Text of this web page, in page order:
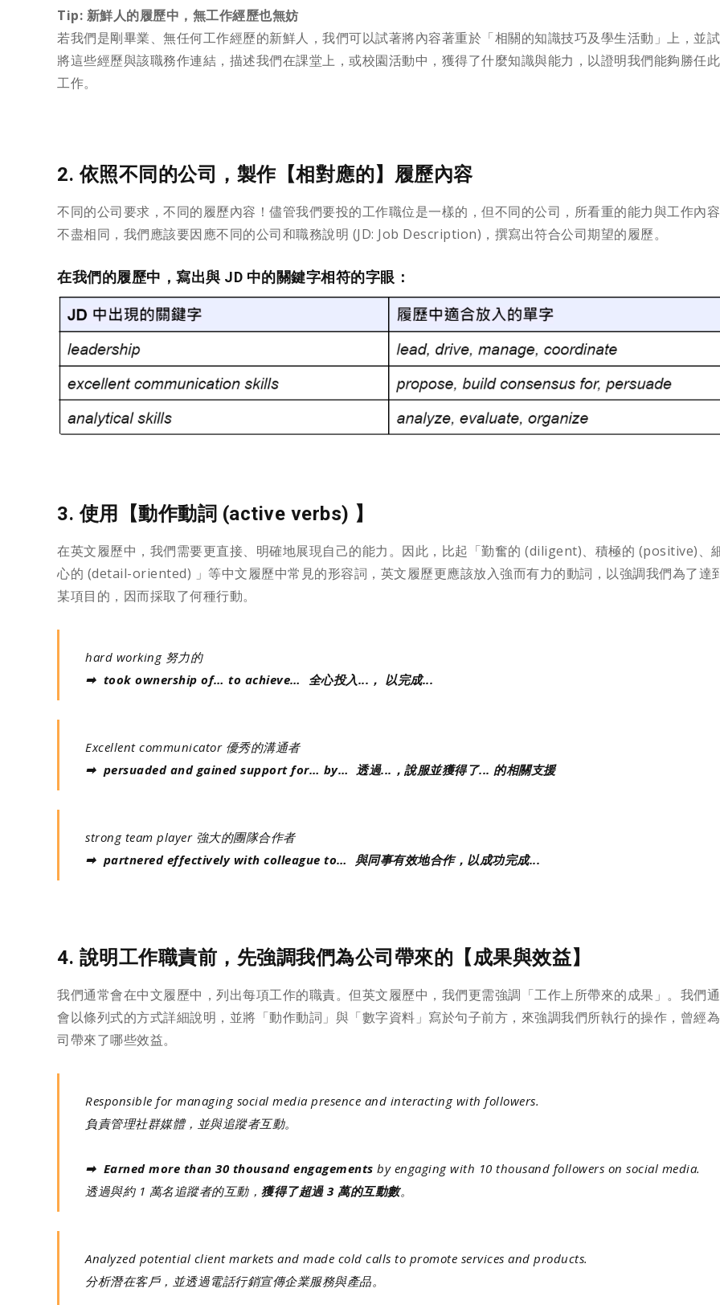
Tip: 新鮮人的履歷中，無工作經歷也無妨
若我們是剛畢業、無任何工作經歷的新鮮人，我們可以試著將內容著重於「相關的知識技巧及學生活動」上，並
將這些經歷與該職務作連結，描述我們在課堂上，或校園活動中，獲得了什麼知識與能力，以證明我們能夠勝任
工作。
2. 依照不同的公司，製作【相對應的】履歷內容
不同的公司要求，不同的履歷內容！儘管我們要投的工作職位是一樣的，但不同的公司，所看重的能力與工作內
不盡相同，我們應該要因應不同的公司和職務說明 (JD: Job Description)，撰寫出符合公司期望的履歷。
在我們的履歷中，寫出與 JD 中的關鍵字相符的字眼：
3. 使用【動作動詞 (active verbs) 】
在英文履歷中，我們需要更直接、明確地展現自己的能力。因此，比起「勤奮的 (diligent)、積極的 (positive)、
心的 (detail-oriented) 」等中文履歷中常見的形容詞，英文履歷更應該放入強而有力的動詞，以強調我們為了達
某項目的，因而採取了何種行動。
hard working 努力的
➡ took ownership of… to achieve… 全心投入...， 以完成...
Excellent communicator 優秀的溝通者
➡ persuaded and gained support for… by… 透過...，說服並獲得了... 的相關支援
strong team player 強大的團隊合作者
➡ partnered effectively with colleague to… 與同事有效地合作，以成功完成...
4. 說明工作職責前，先強調我們為公司帶來的【成果與效益】
我們通常會在中文履歷中，列出每項工作的職責。但英文履歷中，我們更需強調「工作上所帶來的成果」。我們
會以條列式的方式詳細說明，並將「動作動詞」與「數字資料」寫於句子前方，來強調我們所執行的操作，曾經
司帶來了哪些效益。
Responsible for managing social media presence and interacting with followers.
負責管理社群媒體，並與追蹤者互動。
➡ Earned more than 30 thousand engagementsby engaging with 10 thousand followers on social media.
透過與約 1 萬名追蹤者的互動，獲得了超過 3 萬的互動數。
Analyzed potential client markets and made cold calls to promote services and products.
分析潛在客戶，並透過電話行銷宣傳企業服務與產品。